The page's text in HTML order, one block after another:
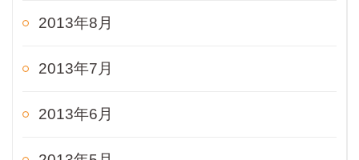
2013年8月
2013年7月
2013年6月